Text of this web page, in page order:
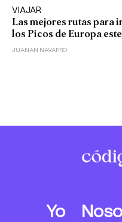
VIAJAR
Las mejores rutas para
los Picos de Europa
JUANAN NAVARRO
Yo